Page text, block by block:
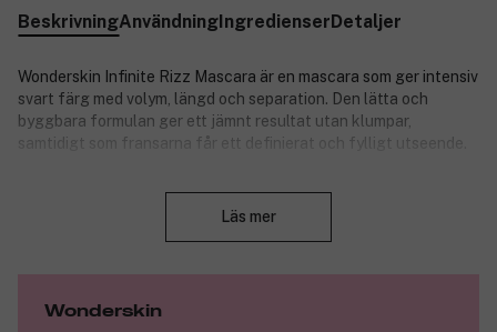
BeskrivningAnvändningIngredienserDetaljer
Wonderskin Infinite Rizz Mascara är en mascara som ger intensiv
svart färg med volym, längd och separation. Den lätta och
byggbara formulan ger ett jämnt resultat utan klumpar,
samtidigt som fransarna får ett definierat och fylligt utseende.
Läs mer
Wonderskin